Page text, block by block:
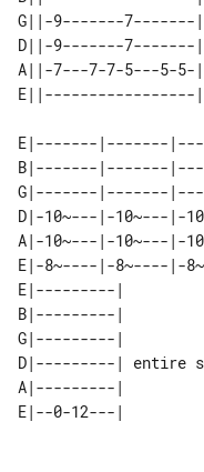
G||-9-------
D||-9-------
A||-7---7-7-5---5-5-
E|-------|-------
B|-------|-------
G|-------|-------
D|-10~---|-10~---|-
A|-10~---|-10~---|-
E|-8~----|-8~----|-
D|---------| entire